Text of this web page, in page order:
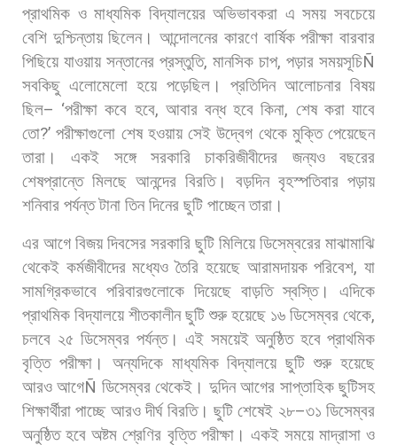
প্রাথমিক ও মাধ্যমিক বিদ্যালয়ের অভিভাবকরা এ সময় সবচেয়ে
বেশি দুশ্চিন্তায় ছিলেন। আন্দোলনের কারণে বার্ষিক পরীক্ষা বারবার
পিছিয়ে যাওয়ায় সন্তানের প্রস্তুতি, মানসিক চাপ, পড়ার সময়সূচিÑ
সবকিছু এলোমেলো হয়ে পড়েছিল। প্রতিদিন আলোচনার বিষয়
ছিল– ‘পরীক্ষা কবে হবে, আবার বন্ধ হবে কিনা, শেষ করা যাবে
তো?’পরীক্ষাগুলো শেষ হওয়ায় সেই উদ্বেগ থেকে মুক্তি পেয়েছেন
তারা। একই
সঙ্গে সরকারি চাকরিজীবীদের জন্যও
বছরের
শেষপ্রান্তে মিলছে আনন্দের বিরতি। বড়দিন বৃহস্পতিবার পড়ায়
শনিবার পর্যন্ত টানা তিন দিনের ছুটি পাচ্ছেন তারা।
এর আগে বিজয় দিবসের সরকারি ছুটি মিলিয়ে ডিসেম্বরের মাঝামাঝি
থেকেই কর্মজীবীদের মধ্যেও তৈরি হয়েছে আরামদায়ক পরিবেশ,যা
সামগ্রিকভাবে পরিবারগুলোকে দিয়েছে বাড়তি স্বস্তি। এদিকে
প্রাথমিক বিদ্যালয়ে শীতকালীন ছুটি শুরু হয়েছে ১৬ ডিসেম্বর থেকে,
চলবে ২৫ ডিসেম্বর পর্যন্ত। এই সময়েই অনুষ্ঠিত হবে প্রাথমিক
বৃত্তি পরীক্ষা। অন্যদিকে মাধ্যমিক বিদ্যালয়ে ছুটি শুরু হয়েছে
আরও আগেÑ ডিসেম্বর থেকেই। দুদিন আগের সাপ্তাহিক ছুটিসহ
শিক্ষার্থীরা পাচ্ছে আরও দীর্ঘ বিরতি। ছুটি শেষেই ২৮–৩১ ডিসেম্বর
অনুষ্ঠিত হবে অষ্টম শ্রেণির বৃত্তি পরীক্ষা। একই সময়ে মাদ্রাসা ও